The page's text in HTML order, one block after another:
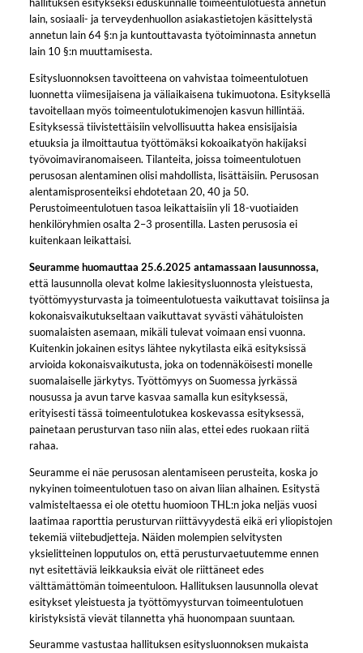
hallituksen esitykseksi eduskunnalle toimeentulotuesta annetun
lain, sosiaali- ja terveydenhuollon asiakastietojen käsittelystä
annetun lain 64 §:n ja kuntouttavasta työtoiminnasta annetun
lain 10 §:n muuttamisesta.
Esitysluonnoksen tavoitteena on vahvistaa toimeentulotuen
luonnetta viimesijaisena ja väliaikaisena tukimuotona. Esityksellä
tavoitellaan myös toimeentulotukimenojen kasvun hillintää.
Esityksessä tiivistettäisiin velvollisuutta hakea ensisijaisia
etuuksia ja ilmoittautua työttömäksi kokoaikatyön hakijaksi
työvoimaviranomaiseen. Tilanteita, joissa toimeentulotuen
perusosan alentaminen olisi mahdollista, lisättäisiin. Perusosan
alentamisprosenteiksi ehdotetaan 20, 40 ja 50.
Perustoimeentulotuen tasoa leikattaisiin yli 18-vuotiaiden
henkilöryhmien osalta 2–3 prosentilla. Lasten perusosia ei
kuitenkaan leikattaisi.
Seuramme huomauttaa 25.6.2025 antamassaan lausunnossa,
että lausunnolla olevat kolme lakiesitysluonnosta yleistuesta,
työttömyysturvasta ja toimeentulotuesta vaikuttavat toisiinsa ja
kokonaisvaikutukseltaan vaikuttavat syvästi vähätuloisten
suomalaisten asemaan, mikäli tulevat voimaan ensi vuonna.
Kuitenkin jokainen esitys lähtee nykytilasta eikä esityksissä
arvioida kokonaisvaikutusta, joka on todennäköisesti monelle
suomalaiselle järkytys. Työttömyys on Suomessa jyrkässä
nousussa ja avun tarve kasvaa samalla kun esityksessä,
erityisesti tässä toimeentulotukea koskevassa esityksessä,
painetaan perusturvan taso niin alas, ettei edes ruokaan riitä
rahaa.
Seuramme ei näe perusosan alentamiseen perusteita, koska jo
nykyinen toimeentulotuen taso on aivan liian alhainen. Esitystä
valmisteltaessa ei ole otettu huomioon THL:n joka neljäs vuosi
laatimaa raporttia perusturvan riittävyydestä eikä eri yliopistojen
tekemiä viitebudjetteja. Näiden molempien selvitysten
yksielitteinen lopputulos on, että perusturvaetuutemme ennen
nyt esitettäviä leikkauksia eivät ole riittäneet edes
välttämättömän toimeentuloon. Hallituksen lausunnolla olevat
esitykset yleistuesta ja työttömyysturvan toimeentulotuen
kiristyksistä vievät tilannetta yhä huonompaan suuntaan.
Seuramme vastustaa hallituksen esitysluonnoksen mukaista